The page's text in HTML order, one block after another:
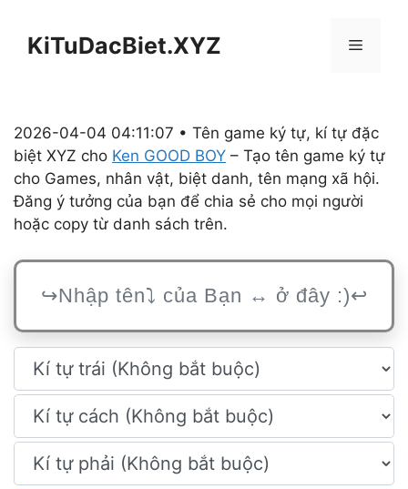
KiTuDacBiet.XYZ Menu
2026-04-04 04:11:07 • Tên game ký tự, kí tự đặc
biệt XYZ cho Ken GOOD BOY – Tạo tên game ký tự
cho Games, nhân vật, biệt danh, tên mạng xã hội.
Đăng ý tưởng của bạn để chia sẻ cho mọi người
hoặc copy từ danh sách trên.